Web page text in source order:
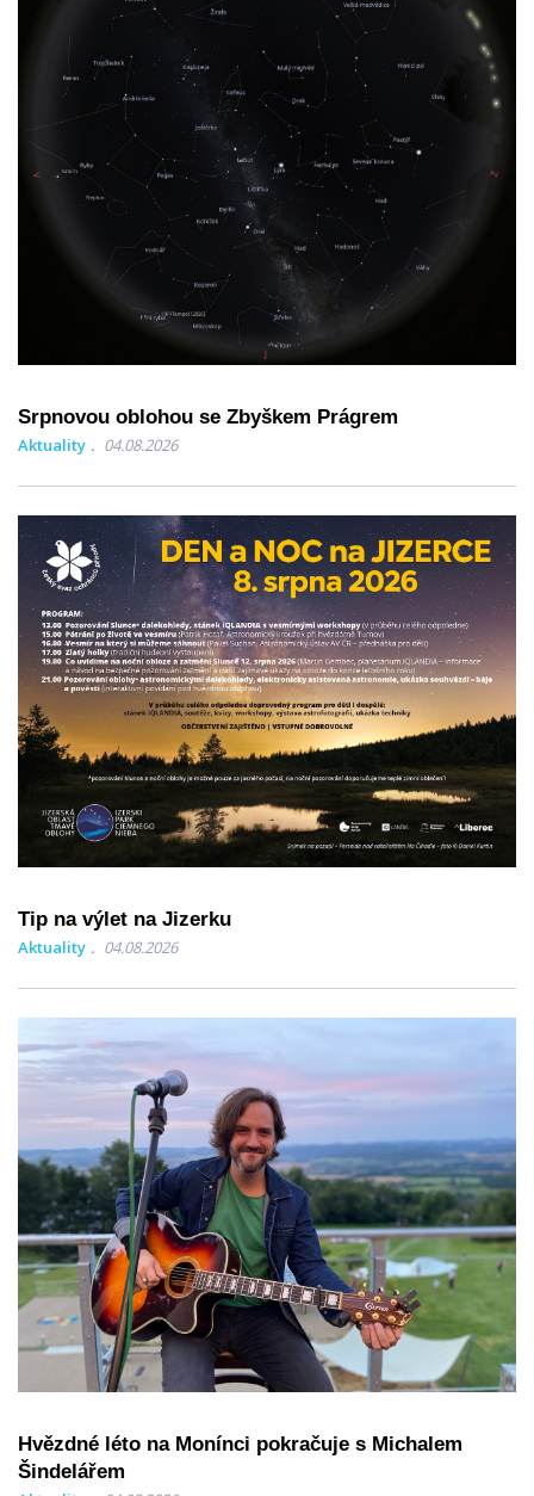
Srpnovou oblohou se Zbyškem Prágrem
Aktuality 04.08.2026
Tip na výlet na Jizerku
Aktuality 04.08.2026
Hvězdné léto na Monínci pokračuje s Michalem
Šindelářem